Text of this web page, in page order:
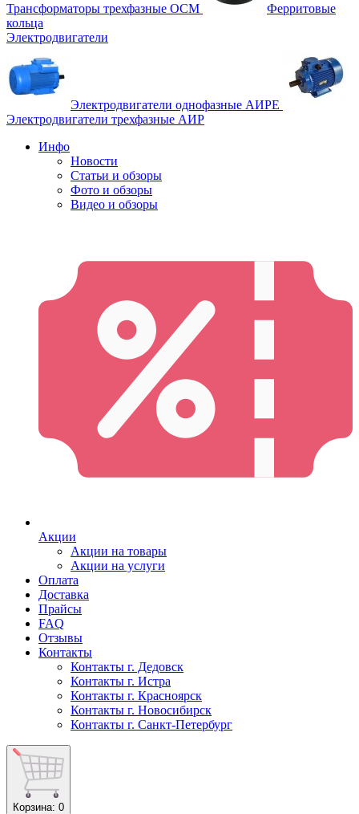
Трансформаторы трехфазные ОСМ
Ферритовые
кольца
Электродвигатели
Электродвигатели однофазные АИРЕ
Электродвигатели трехфазные АИР
Инфо
Новости
Статьи и обзоры
Фото и обзоры
Видео и обзоры
Акции
Акции на товары
Акции на услуги
Оплата
Доставка
Прайсы
FAQ
Отзывы
Контакты
Контакты г. Дедовск
Контакты г. Истра
Контакты г. Красноярск
Контакты г. Новосибирск
Контакты г. Санкт-Петербург
Корзина: 0